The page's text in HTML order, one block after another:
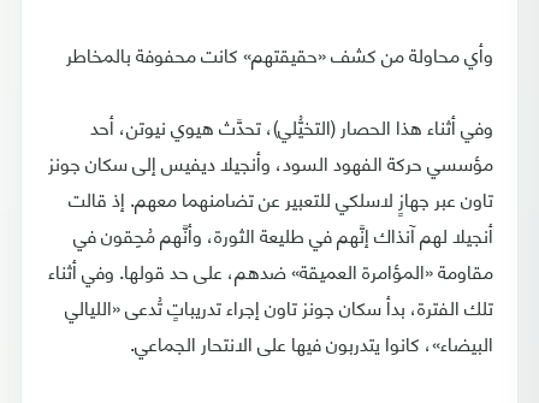
وأي محاولة من كشف «حقيقتهم» كانت محفوفة بالمخاطر
وفي أثناء هذا الحصار (التخيُّلي)، تحدَّث هيوي نيوتن، أحد
مؤسسي حركة الفهود السود، وأنجيلا ديفيس إلى سكان جونز
تاون عبر جهازٍ لاسلكي للتعبير عن تضامنهما معهم. إذ قالت
أنجيلا لهم آنذاك إنَّهم في طليعة الثورة، وأنَّهم مُحِقون في
مقاومة «المؤامرة العميقة» ضدهم، على حد قولها. وفي أثناء
تلك الفترة، بدأ سكان جونز تاون إجراء تدريباتٍ تُدعى «الليالي
البيضاء»، كانوا يتدربون فيها على الانتحار الجماعي.